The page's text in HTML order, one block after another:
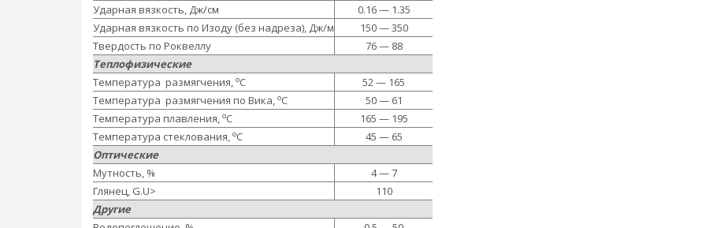
Ударная вязкость, Дж/см
0.16 — 1.35
Ударная вязкость по Изоду (без надреза), Дж/м
150 — 350
Твердость по Роквеллу
76 — 88
Теплофизические
Температура размягчения, оС
52 — 165
Температура размягчения по Вика, оС
50 — 61
Температура плавления, оС
165 — 195
Температура стеклования, оС
45 — 65
Оптические
Мутность, %
4 — 7
Глянец, G.U>
110
Другие